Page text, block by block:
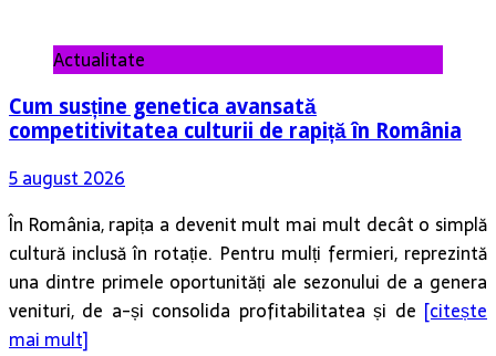
Actualitate
Cum susține genetica avansată
competitivitatea culturii de rapiță în România
5 august 2026
În România, rapița a devenit mult mai mult decât o simplă
cultură inclusă în rotație. Pentru mulți fermieri, reprezintă
una dintre primele oportunități ale sezonului de a genera
venituri, de a-și consolida profitabilitatea și de [citește
mai mult]